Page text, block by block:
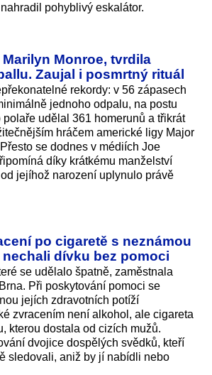
pohyblivý eskalátor.
Monroe, tvrdila
Zaujal i posmrtný rituál
rekordy: v 56 zápasech
jednoho odpalu, na postu
udělal 361 homerunů a třikrát
hráčem americké ligy Major
se dodnes v médiích Joe
díky krátkému manželství
jejíhož narození uplynulo právě
po cigaretě s neznámou
dívku bez pomoci
se udělalo špatně, zaměstnala
Při poskytování pomoci se
jejích zdravotních potíží
zvracením není alkohol, ale cigareta
kterou dostala od cizích mužů.
dvojice dospělých svědků, kteří
sledovali, aniž by jí nabídli nebo